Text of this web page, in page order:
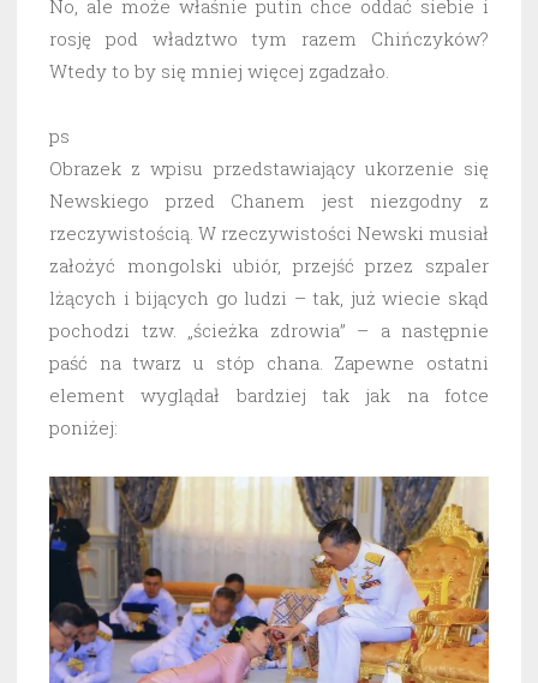
No, ale może właśnie putin chce oddać siebie i
rosję pod władztwo tym razem Chińczyków?
Wtedy to by się mniej więcej zgadzało.
ps
Obrazek z wpisu przedstawiający ukorzenie się
Newskiego przed Chanem jest niezgodny z
rzeczywistością. W rzeczywistości Newski musiał
założyć mongolski ubiór, przejść przez szpaler
lżących i bijących go ludzi – tak, już wiecie skąd
pochodzi tzw. „ścieżka zdrowia” – a następnie
paść na twarz u stóp chana. Zapewne ostatni
element wyglądał bardziej tak jak na fotce
poniżej: